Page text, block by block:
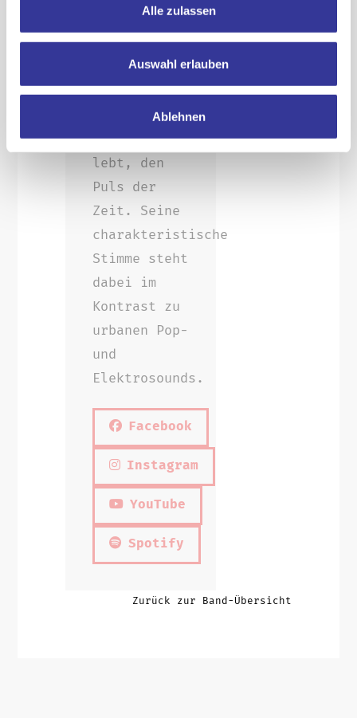
Alle zulassen
Auswahl erlauben
Ablehnen
internationalem
Pop trifft
der 25-
Jährige, der
im Moment in
Leipzig
lebt, den
Puls der
Zeit. Seine
charakteristische
Stimme steht
dabei im
Kontrast zu
urbanen Pop-
und
Elektrosounds.
Facebook
Instagram
YouTube
Spotify
Zurück zur Band-Übersicht